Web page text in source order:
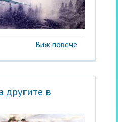
Виж повече
другите в